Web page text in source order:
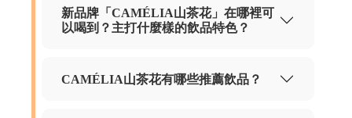
新品牌「CAMÉLIA山茶花」在哪裡可
以喝到？主打什麼樣的飲品特色？
CAMÉLIA山茶花有哪些推薦飲品？